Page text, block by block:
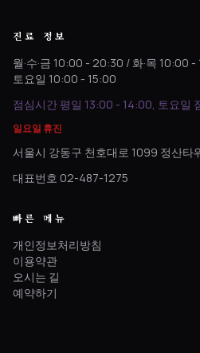
진료 정보
월·수·금 10:00 - 20:30 / 화·목 10:00
토요일 10:00 - 15:00
점심시간 평일 13:00 - 14:00, 토요일
일요일 휴진
서울시 강동구 천호대로 1099 정산타
대표번호 02-487-1275
빠른 메뉴
개인정보처리방침
이용약관
오시는 길
예약하기